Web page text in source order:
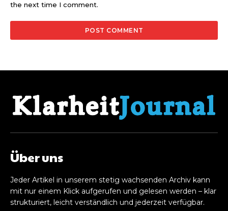
the next time I comment.
Über uns
Jeder Artikel in unserem stetig wachsenden Archiv kann
mit nur einem Klick aufgerufen und gelesen werden – klar
strukturiert, leicht verständlich und jederzeit verfügbar.